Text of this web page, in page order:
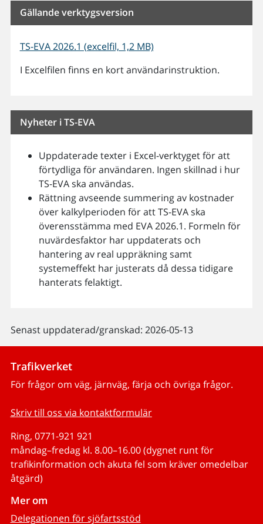
Gällande verktygsversion
TS-EVA 2026.1 (excelfil, 1,2 MB)
I Excelfilen finns en kort användarinstruktion.
Nyheter i TS-EVA
Uppdaterade texter i Excel-verktyget för att
förtydliga för användaren. Ingen skillnad i hur
TS-EVA ska användas.
Rättning avseende summering av kostnader
över kalkylperioden för att TS-EVA ska
överensstämma med EVA 2026.1. Formeln för
nuvärdesfaktor har uppdaterats och
hantering av real uppräkning samt
systemeffekt har justerats då dessa tidigare
hanterats felaktigt.
Senast uppdaterad/granskad: 2026-05-13
Trafikverket
För frågor om väg, järnväg, färja och övriga frågor.
Skriv till oss via kontaktformulär
Ring, 0771-921 921
måndag–fredag kl. 8.00–16.00 (dygnet runt för
trafikinformation och akuta fel som kräver omedelbar
åtgärd)
Mer om
Delegationen för sjöfartsstöd